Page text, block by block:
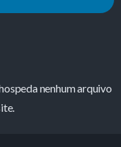
nenhum arquivo